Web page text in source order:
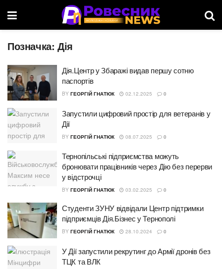
Позначка: Дія
Дія.Центр у Збаражі видав першу сотню
паспортів
BY ГЕОРГІЙ ГНАТЮК 02.12.2025 0
Запустили цифровий простір для ветеранів у
Дії
BY ГЕОРГІЙ ГНАТЮК 08.07.2025 0
Тернопільські підприємства можуть
бронювати працівників через Дію без перерви
у відстрочці
BY ГЕОРГІЙ ГНАТЮК 03.02.2025 0
Студенти ЗУНУ відвідали Центр підтримки
підприємців Дія.Бізнес у Тернополі
BY ГЕОРГІЙ ГНАТЮК 28.10.2024 0
У Дії запустили рекрутинг до Армії дронів без
ТЦК та ВЛК